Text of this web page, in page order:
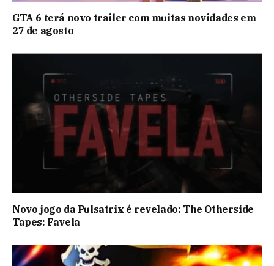
GTA 6 terá novo trailer com muitas novidades em
27 de agosto
Novo jogo da Pulsatrix é revelado: The Otherside
Tapes: Favela